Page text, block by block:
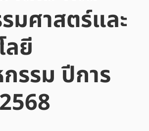
มศาสตร์และ
ลยี
รรม ปีการ